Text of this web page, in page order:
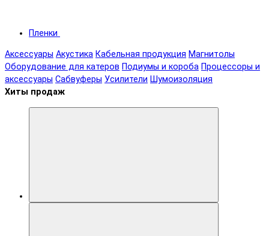
Пленки
Аксессуары Акустика Кабельная продукция Магнитолы
Оборудование для катеров Подиумы и короба Процессоры и
аксессуары Сабвуферы Усилители Шумоизоляция
Хиты продаж